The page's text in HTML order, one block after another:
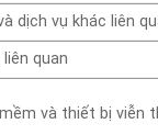
dịch vụ khác liên
quan
và thiết bị